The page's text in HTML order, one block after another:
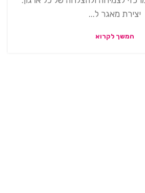
יצירת מאגר ל...
המשך לקרוא